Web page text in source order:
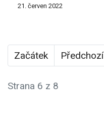
21. červen 2022
Začátek Předchozí
Strana 6 z 8